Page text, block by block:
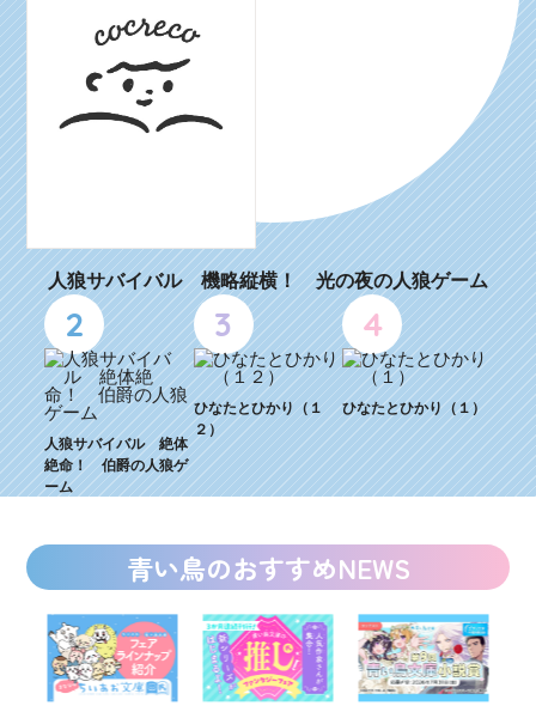
人狼サバイバル 機略縦横！ 光の夜の人狼ゲーム
2
人狼サバイバル 絶体
絶命！ 伯爵の人狼ゲ
ーム
3
ひなたとひかり（１
２）
4
ひなたとひかり（１）
青い鳥のおすすめNEWS